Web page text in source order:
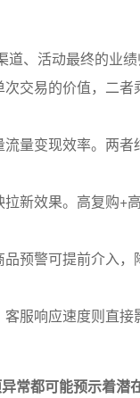
、活动最终的业绩
交易的价值，二者
量变现效率。两者
新效果。高复购+
预警可提前介入，
服响应速度则直接
常都可能预示着潜